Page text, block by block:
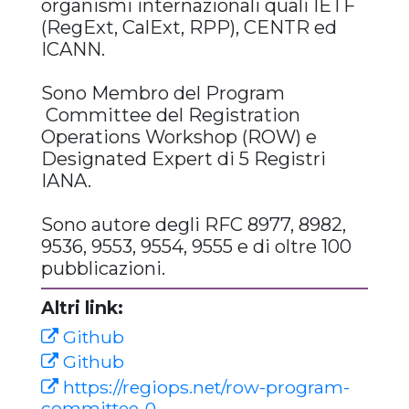
organismi internazionali quali IETF
(RegExt, CalExt, RPP), CENTR ed
ICANN.
Sono Membro del Program
Committee del Registration
Operations Workshop (ROW) e
Designated Expert di 5 Registri
IANA.
Sono autore degli RFC 8977, 8982,
9536, 9553, 9554, 9555 e di oltre 100
pubblicazioni.
Altri link:
Github
Github
https://regiops.net/row-program-